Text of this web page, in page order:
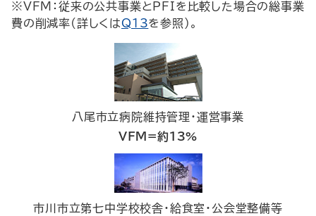
※VFM：従来の公共事業とPFIを比較した場合の総事業
費の削減率(詳しくはQ13を参照)。
八尾市立病院維持管理・運営事業
VFM=約13%
市川市立第七中学校校舎・給食室・公会堂整備等